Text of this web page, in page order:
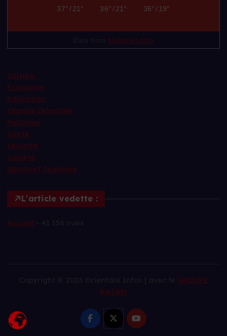
37°/21° 36°/21° 36°/19°
MeteoArt.com
Culture
Economie
Education
Grande Orientale
Politique
Santé
Sécurité
Société
Sports et Jeunesse
L'article vedette :
Accueil
GROUPE
KAZAM